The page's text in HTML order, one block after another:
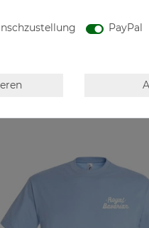
Motive für jeden
der Tracht in seiner
PayPal